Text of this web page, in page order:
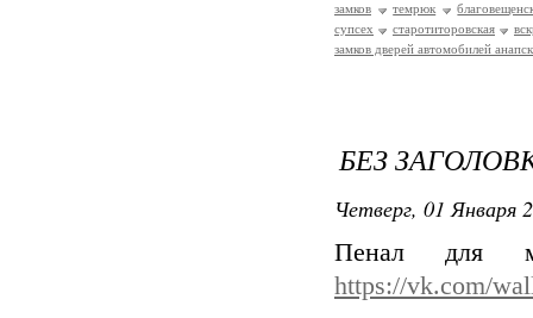
замков
темрюк
супсех
старотиторовская
замков дверей автомобилей
БЕЗ
Четверг, 01 Января
Пенал для
https://vk.com/